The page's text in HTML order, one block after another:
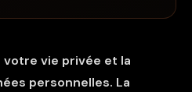
vie privée et la
personnelles. La